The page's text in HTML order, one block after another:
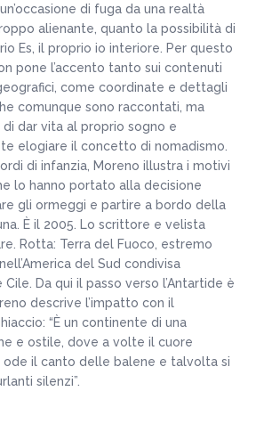
di fuga da una realtà
alienante, quanto la possibilità di
Es, il proprio io interiore. Per questo
pone l’accento tanto sui contenuti
come coordinate e dettagli
comunque sono raccontati, ma
di dar vita al proprio sogno e
elogiare il concetto di nomadismo.
di infanzia, Moreno illustra i motivi
lo hanno portato alla decisione
gli ormeggi e partire a bordo della
È il 2005. Lo scrittore e velista
Rotta: Terra del Fuoco, estremo
del Sud condivisa
Cile. Da qui il passo verso l’Antartide è
descrive l’impatto con il
“È un continente di una
e ostile, dove a volte il cuore
ode il canto delle balene e talvolta si
silenzi”.